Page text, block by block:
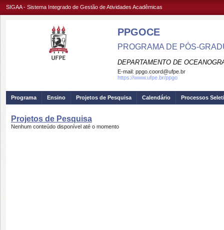
SIGAA - Sistema Integrado de Gestão de Atividades Acadêmicas
PPGOCE
PROGRAMA DE PÓS-
DEPARTAMENTO DE
E-mail: ppgo.coord@ufpe.br
https://www.ufpe.br/ppgo
Programa Ensino Projetos de Pesquisa Calendário Processos
Projetos de Pesquisa
Nenhum conteúdo disponível até o momento